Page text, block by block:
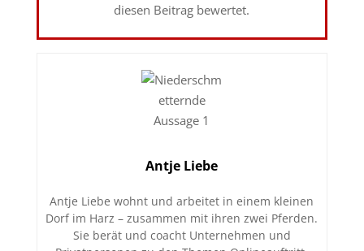
diesen Beitrag bewertet.
Antje Liebe
Antje Liebe wohnt und arbeitet in einem kleinen
Dorf im Harz – zusammen mit ihren zwei Pferden.
Sie berät und coacht Unternehmen und